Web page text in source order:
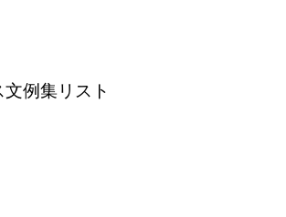
例集リスト